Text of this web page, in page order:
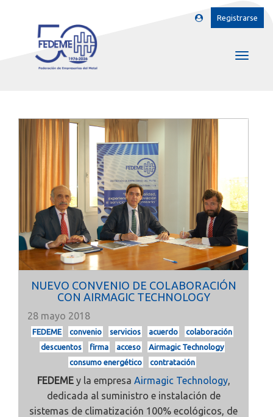
Registrarse
NUEVO CONVENIO DE COLABORACIÓN
CON AIRMAGIC TECHNOLOGY
28 mayo 2018
FEDEME convenio servicios acuerdo
colaboración
descuentos
firma acceso
Airmagic Technology
consumo energético
contratación
FEDEMEy la empresa Airmagic Technology,
dedicada al suministro e instalación de
sistemas de climatización 100% ecológicos, de